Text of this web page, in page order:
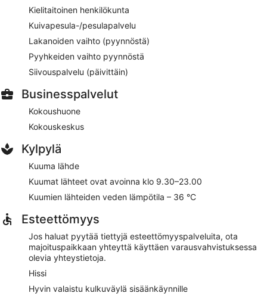
Kielitaitoinen henkilökunta
Kuivapesula-/pesulapalvelu
Lakanoiden vaihto (pyynnöstä)
Pyyhkeiden vaihto pyynnöstä
Siivouspalvelu (päivittäin)
Businesspalvelut
Kokoushuone
Kokouskeskus
Kylpylä
Kuuma lähde
Kuumat lähteet ovat avoinna klo 9.30–23.00
Kuumien lähteiden veden lämpötila – 36 °C
Esteettömyys
Jos haluat pyytää tiettyjä esteettömyyspalveluita, ota
majoituspaikkaan yhteyttä käyttäen varausvahvistuksessa
olevia yhteystietoja.
Hissi
Hyvin valaistu kulkuväylä sisäänkäynnille